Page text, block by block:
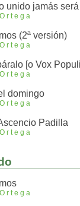
unido jamás
(2ª versión)
[o Vox
domingo
Padilla